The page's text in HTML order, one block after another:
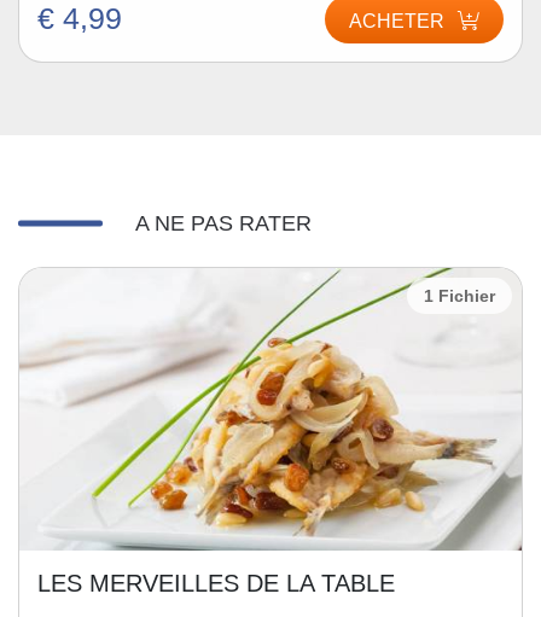
€ 4,99 ACHETER
A NE PAS RATER
1 Fichier
LES MERVEILLES DE LA TABLE